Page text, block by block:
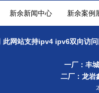
新余新闻中心 新余案例
此网站支持ipv4 ipv6双向访问
一厂： 丰
二厂：龙岩